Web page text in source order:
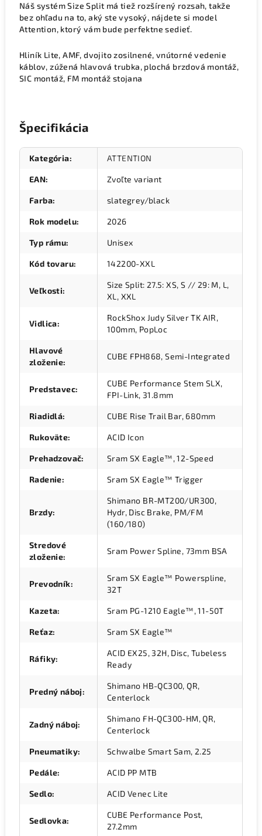
Náš systém Size Split má tiež rozšírený rozsah, takže
bez ohľadu na to, aký ste vysoký, nájdete si model
Attention, ktorý vám bude perfektne sedieť.
Hliník Lite, AMF, dvojito zosilnené, vnútorné vedenie
káblov, zúžená hlavová trubka, plochá brzdová montáž,
SIC montáž, FM montáž stojana
Špecifikácia
Kategória: ATTENTION
EAN: Zvoľte variant
Farba: slategrey/black
Rok modelu: 2026
Typ rámu: Unisex
Kód tovaru: 142200-XXL
Veľkosti:
Size Split: 27.5: XS, S // 29: M, L,
XL, XXL
Vidlica:
RockShox Judy Silver TK AIR,
100mm, PopLoc
Hlavové
zloženie:
CUBE FPH868, Semi-Integrated
Predstavec:
CUBE Performance Stem SLX,
FPI-Link, 31.8mm
Riadidlá: CUBE Rise Trail Bar, 680mm
Rukoväte: ACID Icon
Prehadzovač: Sram SX Eagle™, 12-Speed
Radenie: Sram SX Eagle™ Trigger
Brzdy:
Shimano BR-MT200/UR300,
Hydr, Disc Brake, PM/FM
(160/180)
Stredové
zloženie:
Sram Power Spline, 73mm BSA
Prevodník:
Sram SX Eagle™ Powerspline,
32T
Kazeta: Sram PG-1210 Eagle™, 11-50T
Reťaz: Sram SX Eagle™
Ráfiky:
ACID EX25, 32H, Disc, Tubeless
Ready
Predný náboj:
Shimano HB-QC300, QR,
Centerlock
Zadný náboj:
Shimano FH-QC300-HM, QR,
Centerlock
Pneumatiky: Schwalbe Smart Sam, 2.25
Pedále: ACID PP MTB
Sedlo: ACID Venec Lite
Sedlovka:
CUBE Performance Post,
27.2mm